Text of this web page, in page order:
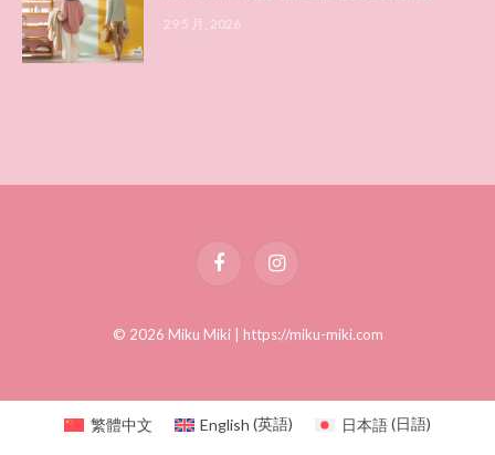
29 5 月, 2026
FacebookInstagram
© 2026 Miku Miki | https://miku-miki.com
繁體中文 English (英語) 日本語(日語)